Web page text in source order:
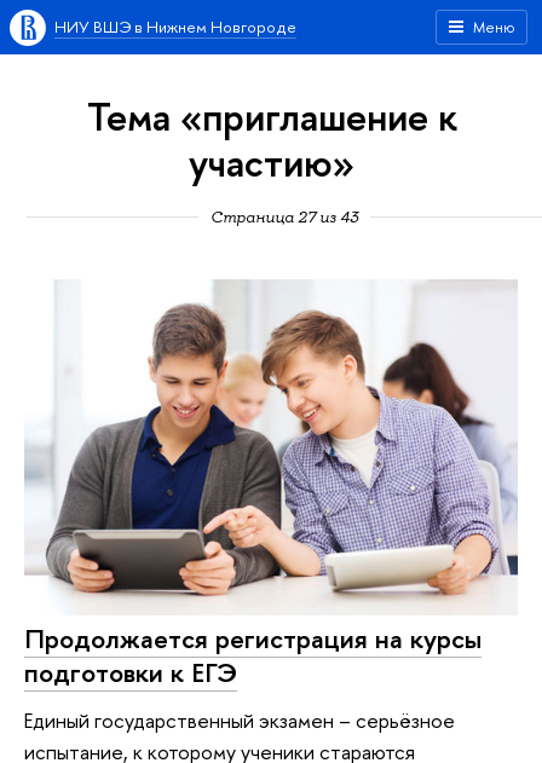
Меню
НИУ ВШЭ в Нижнем Новгороде
Тема «приглашение к
участию»
Страница 27 из 43
Продолжается регистрация на курсы
подготовки к ЕГЭ
Единый государственный экзамен – серьёзное
испытание, к которому ученики стараются